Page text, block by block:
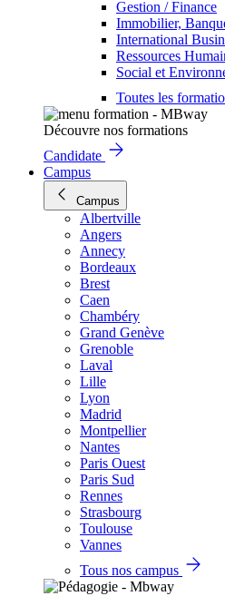
Gestion / Finance
Immobilier,
International
Ressources
Social et
Toutes les
Découvre nos formations
Candidate
Campus
Campus
Albertville
Angers
Annecy
Bordeaux
Brest
Caen
Chambéry
Grand Genève
Grenoble
Laval
Lille
Lyon
Madrid
Montpellier
Nantes
Paris Ouest
Paris Sud
Rennes
Strasbourg
Toulouse
Vannes
Tous nos campus